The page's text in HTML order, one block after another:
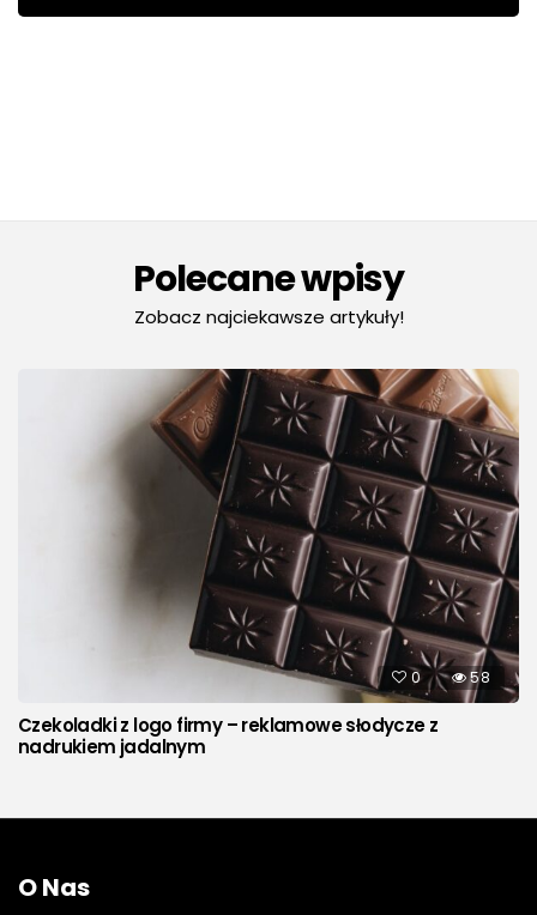
Polecane wpisy
Zobacz najciekawsze artykuły!
0 58
Czekoladki z logo firmy – reklamowe słodycze z
nadrukiem jadalnym
O Nas